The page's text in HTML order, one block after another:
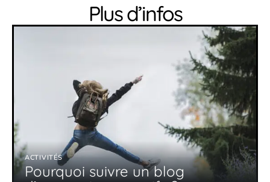
Plus d’infos
ACTIVITÉS
Pourquoi suivre un blog